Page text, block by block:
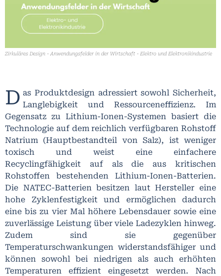
Zirkuläres Design - Anwendungsfelder in der Wirtschaft - Elektro und Elektronikindustrie
D as Produktdesign adressiert sowohl Sicherheit,
Langlebigkeit und Ressourceneffizienz. Im
Gegensatz zu Lithium-Ionen-Systemen basiert die
Technologie auf dem reichlich verfügbaren Rohstoff
Natrium (Hauptbestandteil von Salz), ist weniger
toxisch und weist eine einfachere
Recyclingfähigkeit auf als die aus kritischen
Rohstoffen bestehenden Lithium-Ionen-Batterien.
Die NATEC-Batterien besitzen laut Hersteller eine
hohe Zyklenfestigkeit und ermöglichen dadurch
eine bis zu vier Mal höhere Lebensdauer sowie eine
zuverlässige Leistung über viele Ladezyklen hinweg.
Zudem sind sie gegenüber
Temperaturschwankungen widerstandsfähiger und
können sowohl bei niedrigen als auch erhöhten
Temperaturen effizient eingesetzt werden. Nach